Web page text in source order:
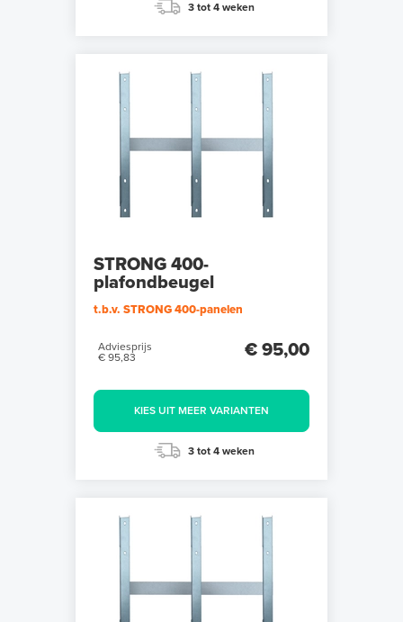
3 tot 4 weken
STRONG 400-
plafondbeugel
t.b.v. STRONG 400-panelen
Adviesprijs
€ 95,83
€ 95,00
KIES UIT MEER VARIANTEN
3 tot 4 weken